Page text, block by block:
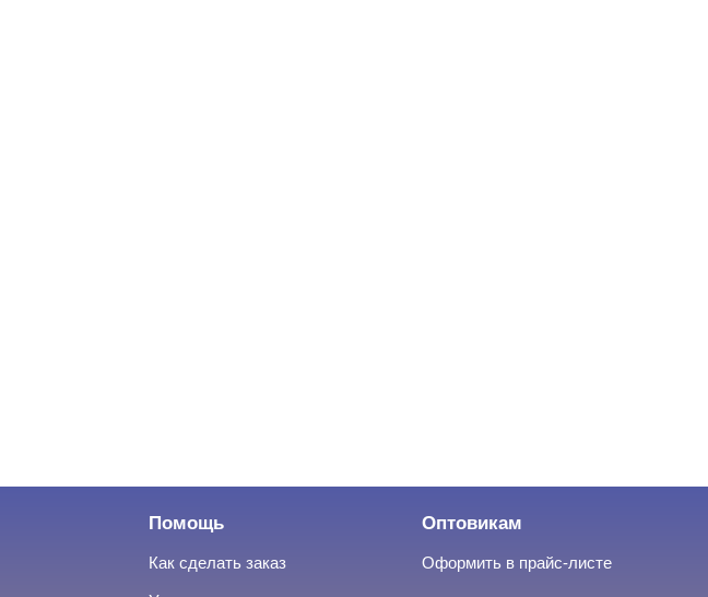
Помощь
Как сделать заказ
Оптовикам
Оформить в прайс-листе